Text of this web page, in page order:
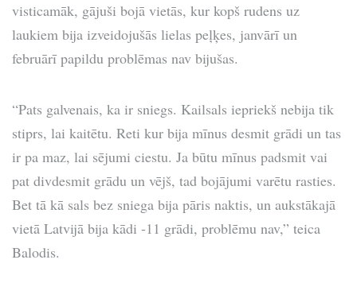
visticamāk, gājuši bojā vietās, kur kopš rudens uz
laukiem bija izveidojušās lielas peļķes, janvārī un
februārī papildu problēmas nav bijušas.
“Pats galvenais, ka ir sniegs. Kailsals iepriekš nebija tik
stiprs, lai kaitētu. Reti kur bija mīnus desmit grādi un tas
ir pa maz, lai sējumi ciestu. Ja būtu mīnus padsmit vai
pat divdesmit grādu un vējš, tad bojājumi varētu rasties.
Bet tā kā sals bez sniega bija pāris naktis, un aukstākajā
vietā Latvijā bija kādi -11 grādi, problēmu nav,” teica
Balodis.